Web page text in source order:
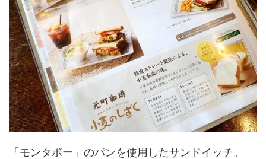
「モンタボー」のパンを使用したサンドイッチ。